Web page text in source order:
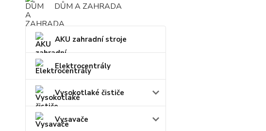
DŮM A ZAHRADA
AKU zahradní stroje
Elektrocentrály
Vysokotlaké čističe
Vysavače